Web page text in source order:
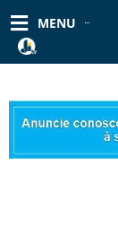
para
conteúdo
MENU